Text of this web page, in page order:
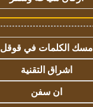
مسك الكلمات في قوقل
اشراق التقنية
ان سفن